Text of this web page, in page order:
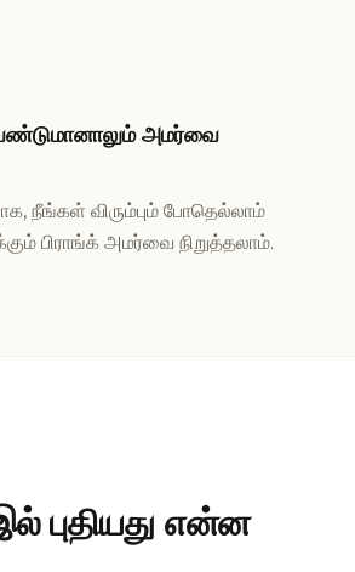
அமர்வை
நீங்கள் விரும்பும் போதெல்லாம்
பிராங்க் அமர்வை நிறுத்தலாம்.
புதியது என்ன